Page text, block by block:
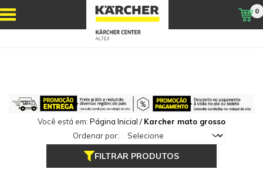
0
Você está em: Página Inicial / Karcher mato grosso
Ordenar por:
FILTRAR PRODUTOS